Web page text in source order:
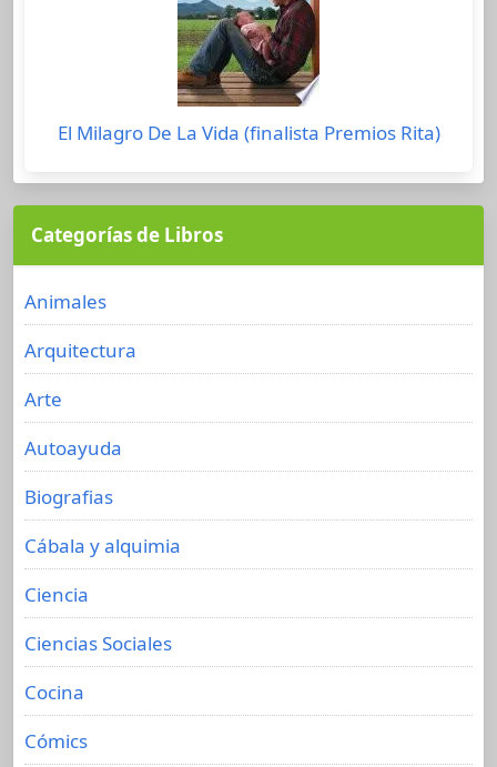
El Milagro De La Vida (finalista Premios Rita)
Categorías de Libros
Animales
Arquitectura
Arte
Autoayuda
Biografias
Cábala y alquimia
Ciencia
Ciencias Sociales
Cocina
Cómics